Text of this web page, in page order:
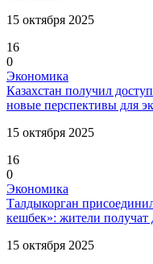
15 октября 2025
16
0
Экономика
Казахстан получил
новые перспективы для
15 октября 2025
16
0
Экономика
Талдыкорган
кешбек»: жители получат
15 октября 2025